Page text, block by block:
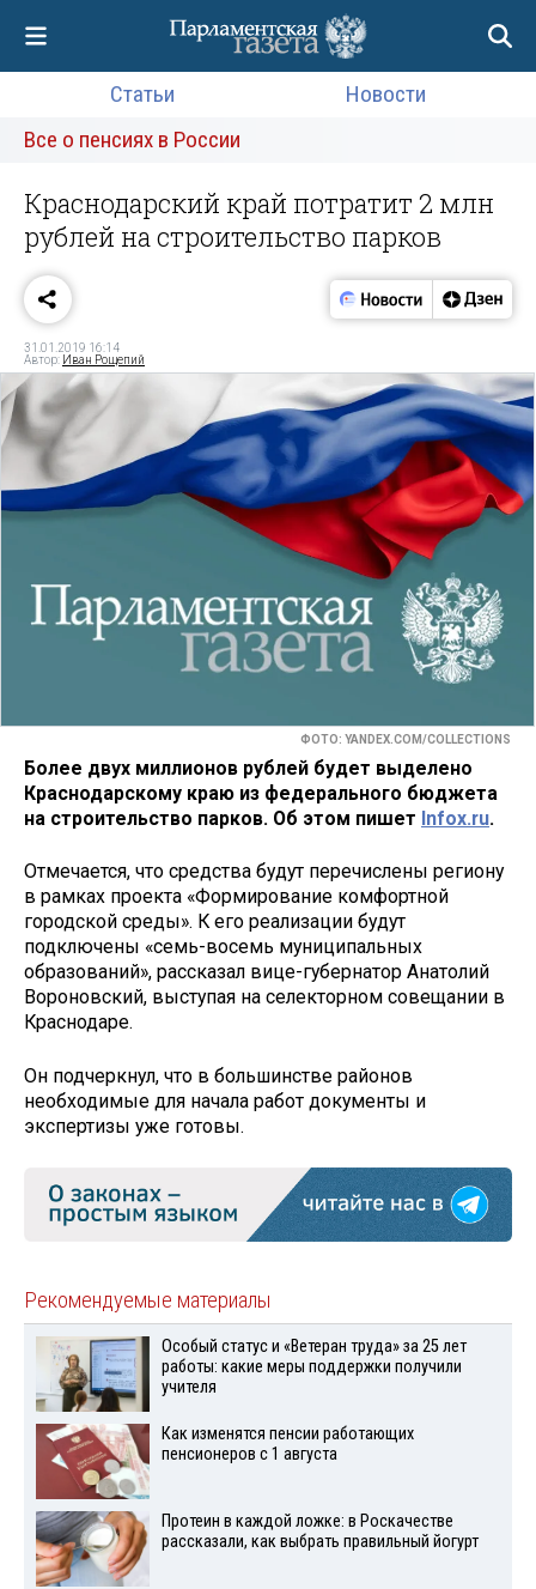
Статьи
Новости
Все о пенсиях в России
Краснодарский край потратит 2 млн
рублей на строительство парков
31.01.2019 16:14
Автор: Иван Рощепий
ФОТО: YANDEX.COM/COLLECTIONS
Более двух миллионов рублей будет выделено
Краснодарскому краю из федерального бюджета
на строительство парков. Об этом пишет Infox.ru.
Отмечается, что средства будут перечислены региону
в рамках проекта «Формирование комфортной
городской среды». К его реализации будут
подключены «семь-восемь муниципальных
образований», рассказал вице-губернатор Анатолий
Вороновский, выступая на селекторном совещании в
Краснодаре.
Он подчеркнул, что в большинстве районов
необходимые для начала работ документы и
экспертизы уже готовы.
Рекомендуемые материалы
Особый статус и «Ветеран труда» за 25 лет
работы: какие меры поддержки получили
учителя
Как изменятся пенсии работающих
пенсионеров с 1 августа
Протеин в каждой ложке: в Роскачестве
рассказали, как выбрать правильный йогурт